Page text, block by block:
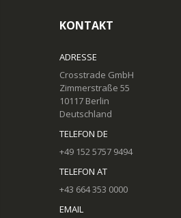
KONTAKT
ADRESSE
Crosstrade GmbH
Zimmerstraße 55
10117 Berlin
Deutschland
TELEFON DE
+49 152 5757 9494
TELEFON AT
+43 664 353 0000
EMAIL